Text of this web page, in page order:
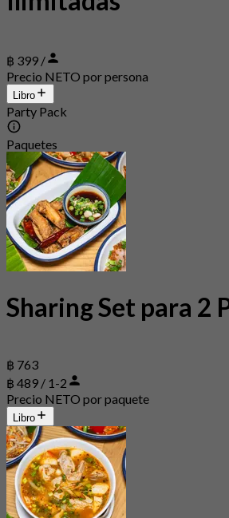
฿ 399 /
Precio NETO por persona
Libro
Party Pack
Paquetes
Sharing Set para 2
฿ 763
฿ 489 / 1-2
Precio NETO por paquete
Libro